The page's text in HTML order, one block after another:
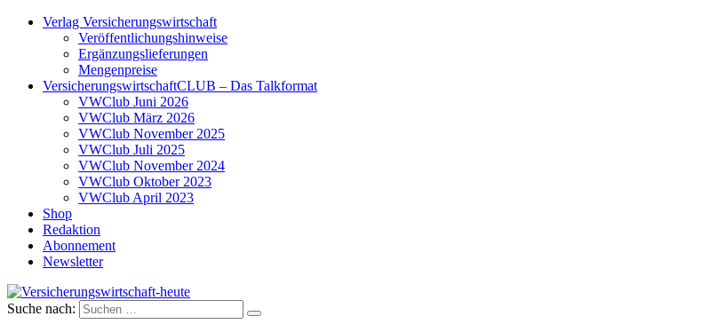
Verlag Versicherungswirtschaft
Veröffentlichungshinweise
Ergänzungslieferungen
Mengenpreise
VersicherungswirtschaftCLUB – Das Talkformat
VWClub Juni 2026
VWClub März 2026
VWClub November 2025
VWClub Juli 2025
VWClub November 2024
VWClub Oktober 2023
VWClub April 2023
Shop
Redaktion
Abonnement
Newsletter
Versicherungswirtschaft-heute
Suche nach: